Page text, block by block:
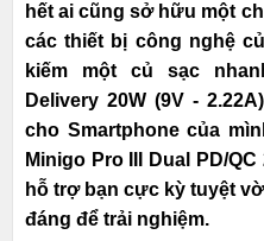
hết ai cũng sở hữu một
các thiết bị công nghệ
kiếm một củ sạc
Delivery 20W (9V -
cho Smartphone của
Minigo Pro III Dual PD/
hỗ trợ bạn cực kỳ tuyệt
đáng để trải nghiệm.